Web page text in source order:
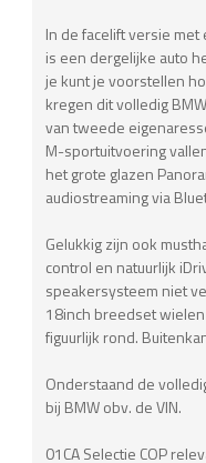
In de facelift versie
is een dergelijke auto
je kunt je voorstellen
kregen dit volledig
van tweede
M-sportuitvoering
het grote glazen
audiostreaming via
Gelukkig zijn ook
control en natuurlijk
speakersysteem niet
18inch breedset
figuurlijk rond.
Onderstaand de
bij BMW obv. de VIN.
01CA Selectie COP